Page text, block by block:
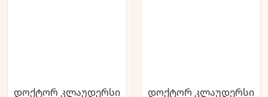
დოქტორ კლაუდერსი
დოქტორ კლაუდერსი